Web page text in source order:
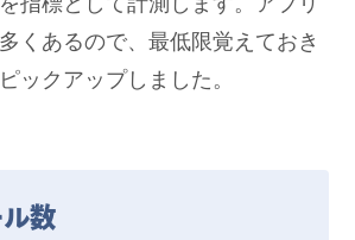
くあるので、最低限覚えておき
ックアップしました。
数